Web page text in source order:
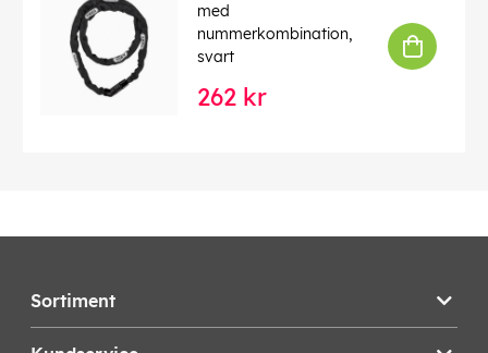
med
nummerkombination,
svart
262 kr
Sortiment